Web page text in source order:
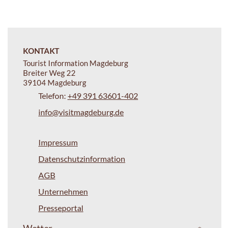
KONTAKT
Tourist Information Magdeburg
Breiter Weg 22
39104 Magdeburg
Telefon: +49 391 63601-402
info@visitmagdeburg.de
Impressum
Datenschutzinformation
AGB
Unternehmen
Presseportal